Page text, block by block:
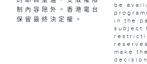
制內容除外。香港電台
保留最終決定權。
be
in the
subject
make